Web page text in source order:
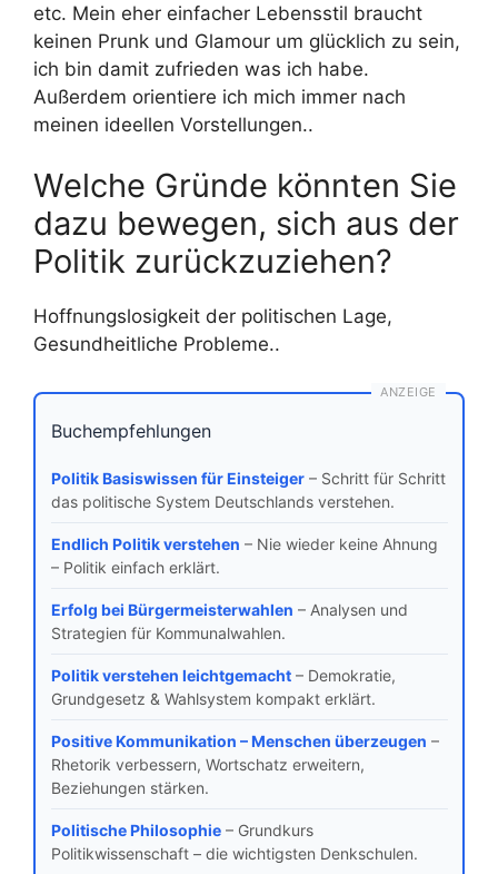
etc. Mein eher einfacher Lebensstil braucht
keinen Prunk und Glamour um glücklich zu sein,
ich bin damit zufrieden was ich habe.
Außerdem orientiere ich mich immer nach
meinen ideellen Vorstellungen..
Welche Gründe könnten Sie
dazu bewegen, sich aus der
Politik zurückzuziehen?
Hoffnungslosigkeit der politischen Lage,
Gesundheitliche Probleme..
ANZEIGE
Buchempfehlungen
Politik Basiswissen für Einsteiger– Schritt für Schritt
das politische System Deutschlands verstehen.
Endlich Politik verstehen – Nie wieder keine Ahnung
– Politik einfach erklärt.
Erfolg bei Bürgermeisterwahlen – Analysen und
Strategien für Kommunalwahlen.
Politik verstehen leichtgemacht– Demokratie,
Grundgesetz & Wahlsystem kompakt erklärt.
Positive Kommunikation – Menschen überzeugen –
Rhetorik verbessern, Wortschatz erweitern,
Beziehungen stärken.
Politische Philosophie– Grundkurs
Politikwissenschaft – die wichtigsten Denkschulen.